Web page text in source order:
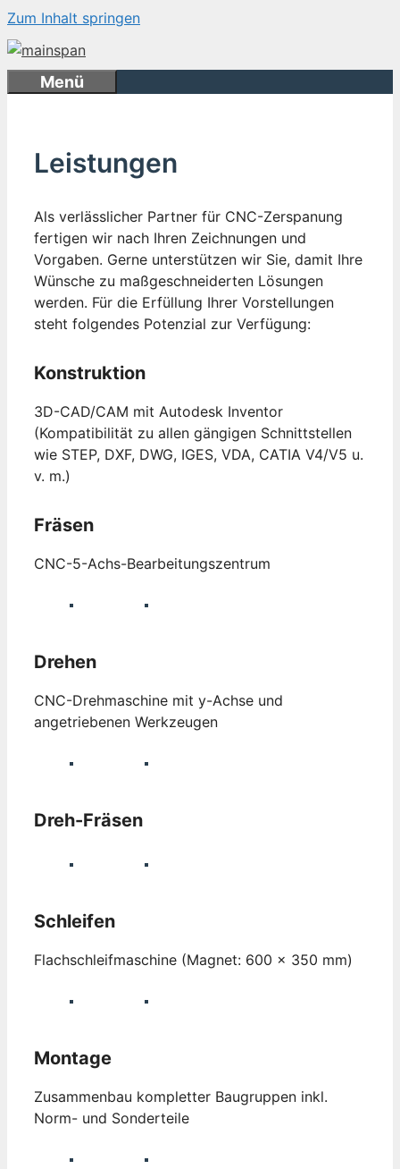
Zum Inhalt springen
Menü
Leistungen
Als verlässlicher Partner für CNC-Zerspanung
fertigen wir nach Ihren Zeichnungen und
Vorgaben. Gerne unterstützen wir Sie, damit Ihre
Wünsche zu maßgeschneiderten Lösungen
werden. Für die Erfüllung Ihrer Vorstellungen
steht folgendes Potenzial zur Verfügung:
Konstruktion
3D-CAD/CAM mit Autodesk Inventor
(Kompatibilität zu allen gängigen Schnittstellen
wie STEP, DXF, DWG, IGES, VDA, CATIA V4/V5 u.
v. m.)
Fräsen
CNC-5-Achs-Bearbeitungszentrum
Drehen
CNC-Drehmaschine mit y-Achse und
angetriebenen Werkzeugen
Dreh-Fräsen
Schleifen
Flachschleifmaschine (Magnet: 600 x 350 mm)
Montage
Zusammenbau kompletter Baugruppen inkl.
Norm- und Sonderteile